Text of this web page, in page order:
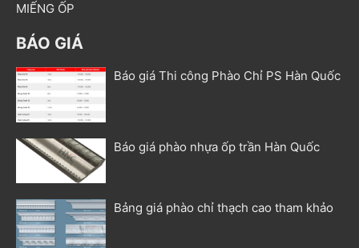
MIẾNG ỐP
BÁO GIÁ
Báo giá Thi công Phào Chỉ PS Hàn Quốc
Báo giá phào nhựa ốp trần Hàn Quốc
Bảng giá phào chỉ thạch cao tham khảo